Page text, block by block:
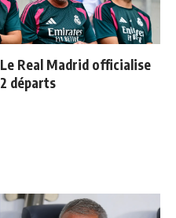
Le Real Madrid officialise
2 départs